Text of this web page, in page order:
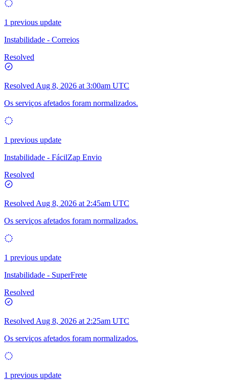
1 previous update
Instabilidade - Correios
Resolved
Resolved Aug 8, 2026 at 3:00am UTC
Os serviços afetados foram normalizados.
1 previous update
Instabilidade - FácilZap Envio
Resolved
Resolved Aug 8, 2026 at 2:45am UTC
Os serviços afetados foram normalizados.
1 previous update
Instabilidade - SuperFrete
Resolved
Resolved Aug 8, 2026 at 2:25am UTC
Os serviços afetados foram normalizados.
1 previous update